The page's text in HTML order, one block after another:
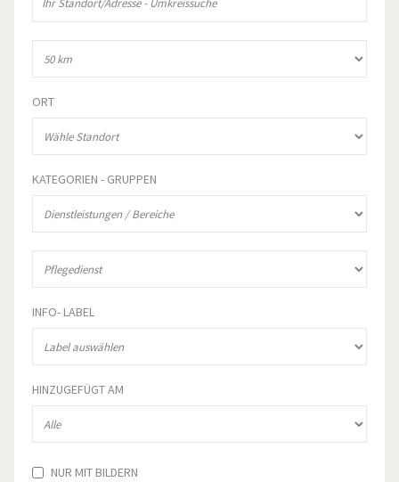
ORT
KATEGORIEN - GRUPPEN
INFO- LABEL
HINZUGEFÜGT AM
NUR MIT BILDERN